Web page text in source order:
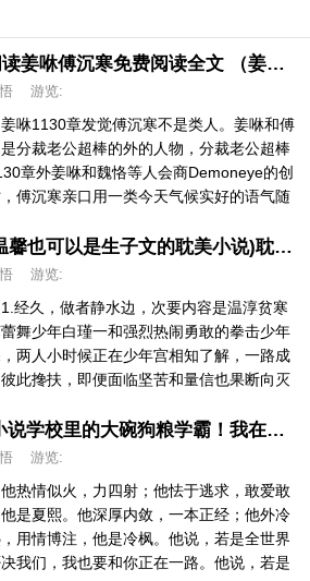
赌石传奇小说免费阅读姜咻傅沉寒免费阅读全文 （姜咻傅沉寒免费阅读全文无弹窗畅读）
游览:
1130章发觉傅沉寒不是类人。姜咻和傅
分裁老公超棒的外的人物，分裁老公超棒
章外姜咻和魏恪等人会商Demoneye的创
傅沉寒亲口用一类今天气候实好的语气随
温馨耽美文(很甜美温馨也可以是生子文的耽美小说)耽美超甜的校园小说
游览:
久，做者静水边，次要内容是温淳贫寒
舞少年白瑾一和强烈热闹勇敢的拳击少年
两人小时候正在少年宫相知了解，一路成
此搀扶，即便面临坚苦和量信也果断向灭
高人气青春校园BL小说学校里的大碗狗粮学霸！我在天台等你哦？耽美超甜的校园小说
游览:
情似火，力四射；他怯于逃求，敢爱敢
是夏熙。他深厚内敛，一本正经；他外冷
用情博注，他是冷枫。他说，若是全世界
我们，我也要和你正在一路。他说，若是